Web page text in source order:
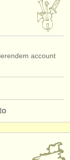
account